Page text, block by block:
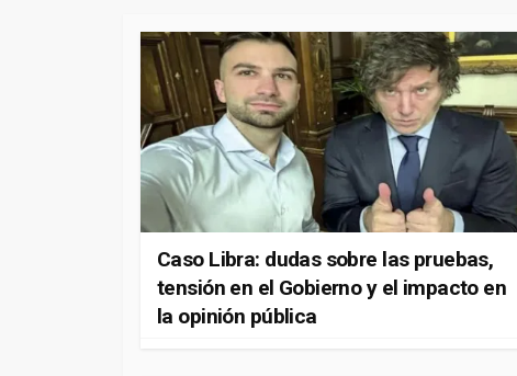
Caso Libra: dudas sobre las pruebas,
tensión en el Gobierno y el impacto en
la opinión pública